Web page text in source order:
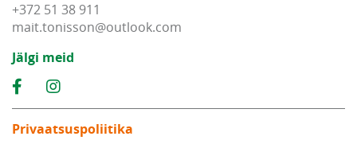
+372 51 38 911
mait.tonisson@outlook.com
Jälgi meid
Privaatsuspoliitika